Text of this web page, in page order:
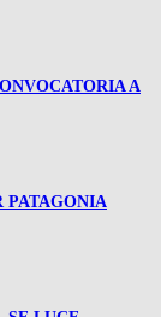
A
PATAGONIA